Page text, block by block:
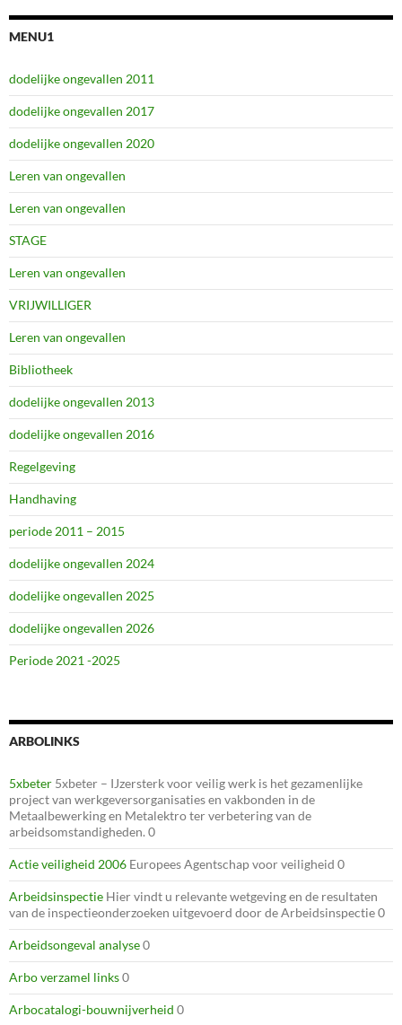
MENU1
dodelijke ongevallen 2011
dodelijke ongevallen 2017
dodelijke ongevallen 2020
Leren van ongevallen
Leren van ongevallen
STAGE
Leren van ongevallen
VRIJWILLIGER
Leren van ongevallen
Bibliotheek
dodelijke ongevallen 2013
dodelijke ongevallen 2016
Regelgeving
Handhaving
periode 2011 – 2015
dodelijke ongevallen 2024
dodelijke ongevallen 2025
dodelijke ongevallen 2026
Periode 2021 -2025
ARBOLINKS
5xbeter 5xbeter – IJzersterk voor veilig werk is het gezamenlijke
project van werkgeversorganisaties en vakbonden in de
Metaalbewerking en Metalektro ter verbetering van de
arbeidsomstandigheden. 0
Actie veiligheid 2006 Europees Agentschap voor veiligheid 0
Arbeidsinspectie Hier vindt u relevante wetgeving en de resultaten
van de inspectieonderzoeken uitgevoerd door de Arbeidsinspectie 0
Arbeidsongeval analyse0
Arbo verzamel links0
Arbocatalogi-bouwnijverheid 0